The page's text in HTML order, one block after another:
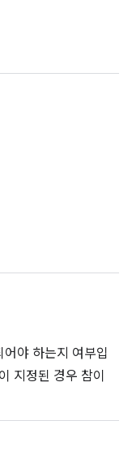
야 하는지 여부입
이 지정된 경우 참이